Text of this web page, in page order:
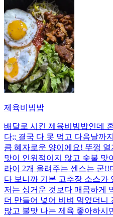
제육비빔밥
배달로 시킨 제육비빔밥인데
다;; 결국 다 못 먹고 다음날까
큼 혜자로운 양이에요! 뚜껑
맛이 인위적이지 않고 숯불 맛
라이 2개 올려주는 센스는 굳!!
다 보니까 기본 고추장 소스가
저는 싱거운 것보다 매콤하게
더 만들어 넣어 비벼 먹었더니
많고 불맛 나는 제육 좋아하시